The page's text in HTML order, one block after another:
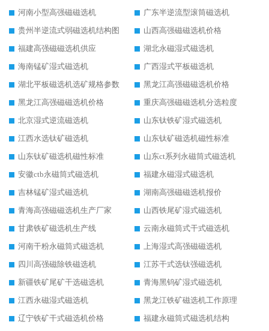
河南小型高强磁磁选机
广东半逆流型滚筒磁选机
贵州半逆流式弱磁选机结构图
山西高强磁磁选机价格
福建高强磁磁选机供应
湖北永磁湿式磁选机
海南锰矿湿式磁选机
广西湿式平板磁选机
湖北平板磁选机选矿规格参数
黑龙江高强磁磁选机价格
黑龙江高强磁磁选机价格
重庆高强磁磁选机分选粒度
北京湿式逆流磁选机
山东钛铁矿湿式磁选机
江西水选钛矿磁选机
山东钛矿磁选机磁性标准
山东钛矿磁选机磁性标准
山东ct系列永磁筒式磁选机
安徽ctb永磁筒式磁选机
福建永磁湿式磁选机
吉林锰矿湿式磁选机
湖南高强磁磁选机报价
青海高强磁磁选机生产厂家
山西铁尾矿湿式磁选机
甘肃铁矿磁选机生产线
云南永磁筒式干式磁选机
河南干粉永磁筒式磁选机
上海湿式高强磁磁选机
四川高强磁除铁磁选机
江苏干式选钛强磁选机
新疆铁矿尾矿干选磁选机
青海黑钨矿湿式磁选机
江西永磁湿式磁选机
黑龙江铁矿磁选机工作原理
辽宁铁矿干式磁选机价格
福建永磁筒式磁选机结构